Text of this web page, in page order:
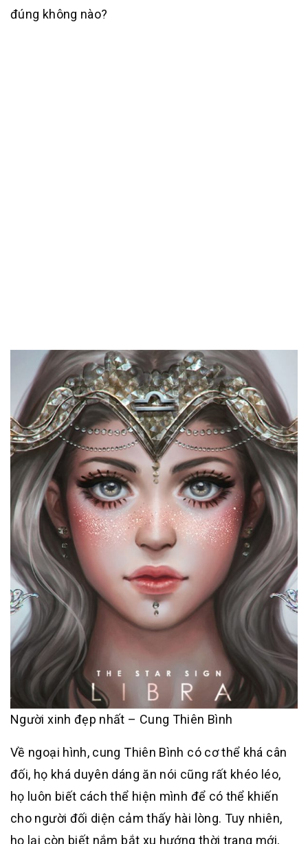
đúng không nào?
Người xinh đẹp nhất – Cung Thiên Bình
Về ngoại hình, cung Thiên Bình có cơ thể khá cân
đối, họ khá duyên dáng ăn nói cũng rất khéo léo,
họ luôn biết cách thể hiện mình để có thể khiến
cho người đối diện cảm thấy hài lòng. Tuy nhiên,
họ lại còn biết nắm bắt xu hướng thời trang mới,